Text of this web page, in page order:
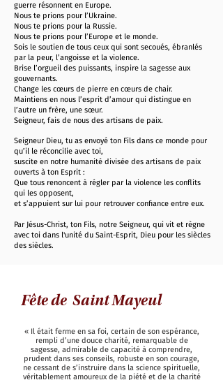
guerre résonnent en Europe.
Nous te prions pour l’Ukraine.
Nous te prions pour la Russie.
Nous te prions pour l’Europe et le monde.
Sois le soutien de tous ceux qui sont secoués, ébranlés
par la peur, l’angoisse et la violence.
Brise l’orgueil des puissants, inspire la sagesse aux
gouvernants.
Change les cœurs de pierre en cœurs de chair.
Maintiens en nous l’esprit d’amour qui distingue en
l’autre un frère, une sœur.
Seigneur, fais de nous des artisans de paix.
Seigneur Dieu, tu as envoyé ton Fils dans ce monde pour
qu’il le réconcilie avec toi,
suscite en notre humanité divisée des artisans de paix
ouverts à ton Esprit :
Que tous renoncent à régler par la violence les conflits
qui les opposent,
et s’appuient sur lui pour retrouver confiance entre eux.
Par Jésus-Christ, ton Fils, notre Seigneur, qui vit et règne
avec toi dans l'unité du Saint-Esprit, Dieu pour les siècles
des siècles.
Fête de Saint Mayeul
« Il était ferme en sa foi, certain de son espérance,
rempli d’une douce charité, remarquable de
sagesse, admirable de capacité à comprendre,
prudent dans ses conseils, robuste en son courage,
ne cessant de s’instruire dans la science spirituelle,
véritablement amoureux de la piété et de la charité